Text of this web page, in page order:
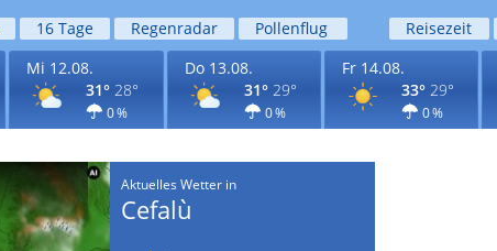
16 Tage Regenradar Pollenflug Reisezeit
Mi 12.08.
31° 28°
0 %
Do 13.08.
31° 29°
0 %
Fr 14.08.
33° 29°
0 %
Aktuelles Wetter in
Cefalù